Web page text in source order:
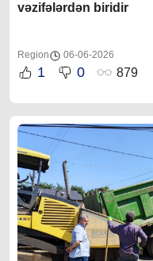
vəzifələrdən biridir
Region 06-06-2026
1 0 879